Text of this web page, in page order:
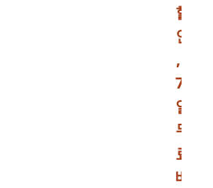
할
인
,
7
일
무
료
배